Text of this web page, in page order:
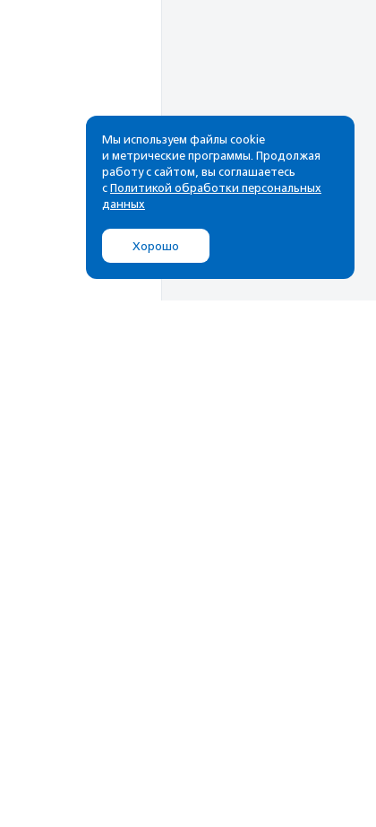
Рассылка
Cамые свежие новости,
почтовом ящике
Мы используем файлы cookie
и метрические программы. Продолжая
работу с сайтом, вы соглашаетесь
с Политикой обработки персональных
данных
Хорошо